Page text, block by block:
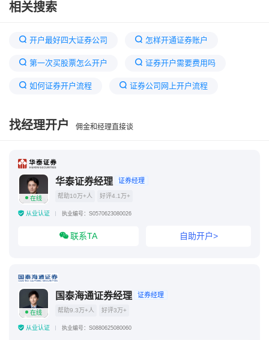
相关搜索
开户最好四大证券公司 怎样开通证券账户
第一次买股票怎么开户 证券开户需要费用吗
如何证券开户流程 证券公司网上开户流程
证券开户哪家好 开通证券账户有什么风险吗
找经理开户 佣金和经理直接谈
在线
华泰证券经理 证券经理
帮助10万+人 好评4.1万+
从业认证 执业编号：S0570623080026
联系TA 自助开户>
在线
国泰海通证券经理 证券经理
帮助9.3万+人 好评3万+
从业认证 执业编号：S0880625080060